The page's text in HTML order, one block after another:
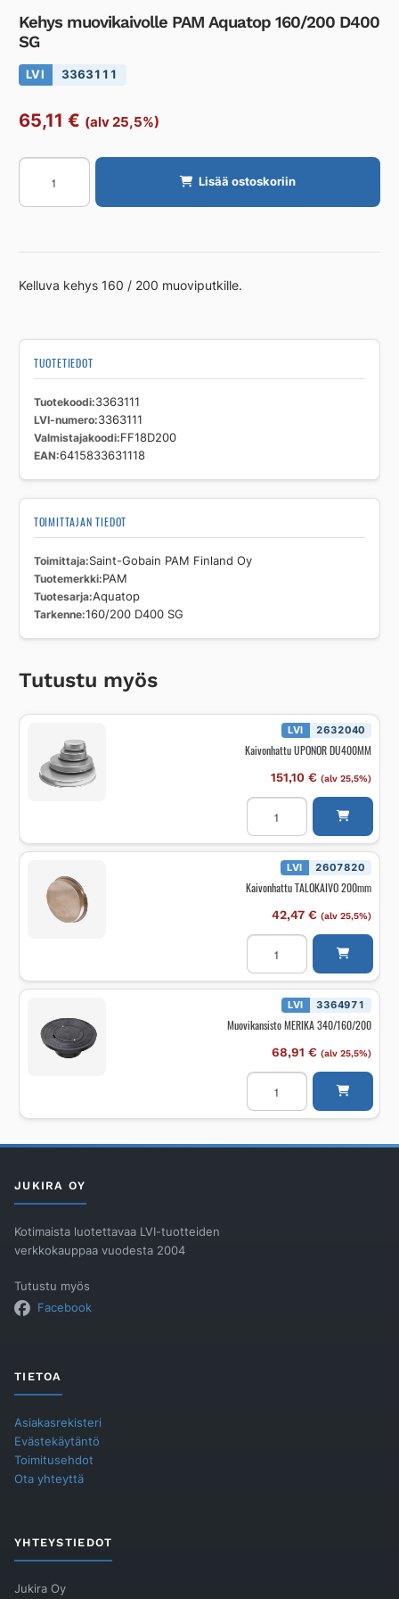
Kehys muovikaivolle PAM Aquatop 160/200 D400
SG
LVI 3363111
65,11 € (alv 25,5%)
Kehys
muovikaivolle
PAM
160/200
SG
Lisää ostoskoriin
Kelluva kehys 160 / 200 muoviputkille.
TUOTETIEDOT
Tuotekoodi 3363111
LVI-numero 3363111
Valmistajakoodi FF18D200
EAN 6415833631118
TOIMITTAJAN TIEDOT
Toimittaja Saint-Gobain PAM Finland Oy
Tuotemerkki PAM
Tuotesarja Aquatop
Tarkenne 160/200 D400 SG
Tutustu myös
LVI 2632040
Kaivonhattu UPONOR DU400MM
151,10 € (alv 25,5%)
Kaivonhattu
UPONOR
DU400MM
määrä
LVI 2607820
Kaivonhattu TALOKAIVO 200mm
42,47 € (alv 25,5%)
Kaivonhattu
TALOKAIVO
200mm
määrä
LVI 3364971
Muovikansisto MERIKA 340/160/200
68,91 € (alv 25,5%)
Muovikansisto
MERIKA
340/160/200
määrä
JUKIRA OY
Kotimaista luotettavaa LVI-tuotteiden
verkkokauppaa vuodesta 2004
Tutustu myös
Facebook
TIETOA
Asiakasrekisteri
Evästekäytäntö
Toimitusehdot
Ota yhteyttä
YHTEYSTIEDOT
Jukira Oy